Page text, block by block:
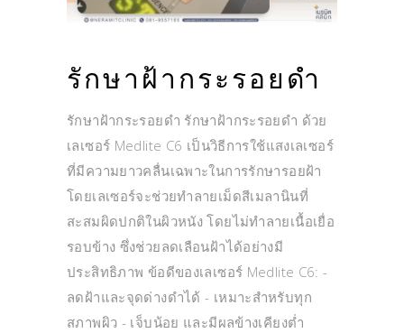
รักษาฝ้ากระรอยดำ
รักษาฝ้ากระรอยดำ รักษาฝ้ากระรอยดำ ด้วย
เลเซอร์ Medlite C6 เป็นวิธีการใช้แสงเลเซอร์
ที่มีความยาวคลื่นเฉพาะในการรักษารอยฝ้า
โดยเลเซอร์จะช่วยทำลายเม็ดสีเมลานินที่
สะสมผิดปกติในผิวหนัง โดยไม่ทำลายเนื้อเยื่อ
รอบข้าง ซึ่งช่วยลดเลือนฝ้าได้อย่างมี
ประสิทธิภาพ ข้อดีของเลเซอร์ Medlite C6: -
ลดฝ้าและจุดด่างดำได้ - เหมาะสำหรับทุก
สภาพผิว - เจ็บน้อย และมีผลข้างเคียงต่ำ